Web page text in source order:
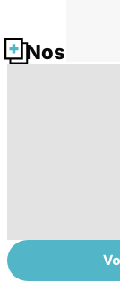
Nos
Le
un oligo-